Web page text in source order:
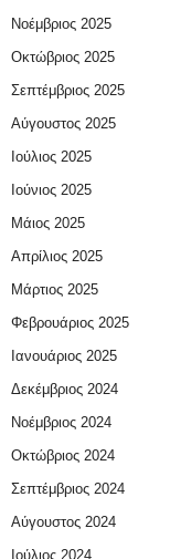
Νοέμβριος 2025
Οκτώβριος 2025
Σεπτέμβριος 2025
Αύγουστος 2025
Ιούλιος 2025
Ιούνιος 2025
Μάιος 2025
Απρίλιος 2025
Μάρτιος 2025
Φεβρουάριος 2025
Ιανουάριος 2025
Δεκέμβριος 2024
Νοέμβριος 2024
Οκτώβριος 2024
Σεπτέμβριος 2024
Αύγουστος 2024
Ιούλιος 2024